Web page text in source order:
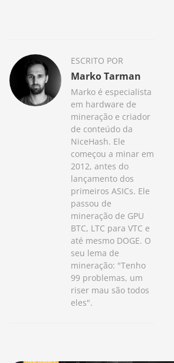
ESCRITO POR
Marko Tarman
Marko é especialista
em hardware de
mineração e criador
de conteúdo da
NiceHash. Ele
começou a minar em
2012, antes do
lançamento dos
primeiros ASICs. Ele
passou de
mineração de GPU
BTC, LTC para VTC e
até mesmo DOGE. O
seu lema de
mineração: "Tenho
99 problemas, um
riser mau são todos
eles".